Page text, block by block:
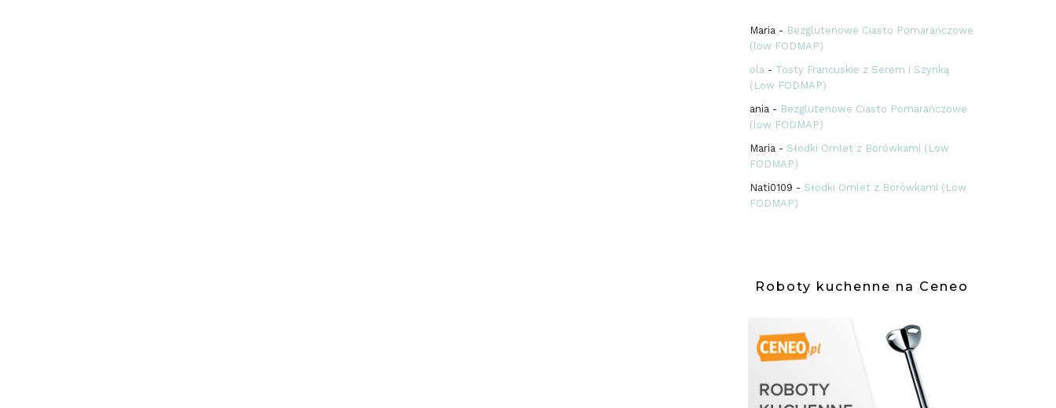
Maria - Bezglutenowe Ciasto Pomarańczowe
(low FODMAP)
ola - Tosty Francuskie z Serem i Szynką
(Low FODMAP)
ania - Bezglutenowe Ciasto Pomarańczowe
(low FODMAP)
Maria - Słodki Omlet z Borówkami (Low
FODMAP)
Nati0109 - Słodki Omlet z Borówkami (Low
FODMAP)
Roboty kuchenne na Ceneo